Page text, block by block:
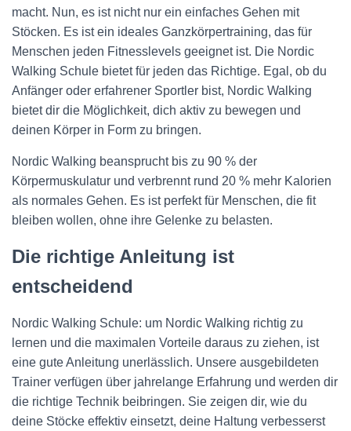
macht. Nun, es ist nicht nur ein einfaches Gehen mit
Stöcken. Es ist ein ideales Ganzkörpertraining, das für
Menschen jeden Fitnesslevels geeignet ist. Die Nordic
Walking Schule bietet für jeden das Richtige. Egal, ob du
Anfänger oder erfahrener Sportler bist, Nordic Walking
bietet dir die Möglichkeit, dich aktiv zu bewegen und
deinen Körper in Form zu bringen.
Nordic Walking beansprucht bis zu 90 % der
Körpermuskulatur und verbrennt rund 20 % mehr Kalorien
als normales Gehen. Es ist perfekt für Menschen, die fit
bleiben wollen, ohne ihre Gelenke zu belasten.
Die richtige Anleitung ist
entscheidend
Nordic Walking Schule: um Nordic Walking richtig zu
lernen und die maximalen Vorteile daraus zu ziehen, ist
eine gute Anleitung unerlässlich. Unsere ausgebildeten
Trainer verfügen über jahrelange Erfahrung und werden dir
die richtige Technik beibringen. Sie zeigen dir, wie du
deine Stöcke effektiv einsetzt, deine Haltung verbesserst